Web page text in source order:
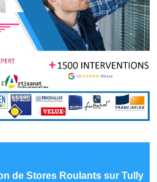
de Stores Roulants sur Tully